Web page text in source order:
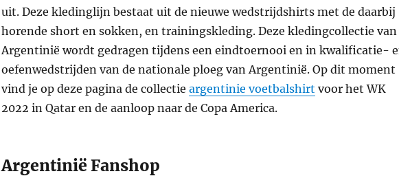
uit. Deze kledinglijn bestaat uit de nieuwe wedstrijdshirts met de daarbij
horende short en sokken, en trainingskleding. Deze kledingcollectie van
Argentinië wordt gedragen tijdens een eindtoernooi en in kwalificatie-
oefenwedstrijden van de nationale ploeg van Argentinië. Op dit moment
vind je op deze pagina de collectie argentinie voetbalshirt voor het WK
2022 in Qatar en de aanloop naar de Copa America.
Argentinië Fanshop